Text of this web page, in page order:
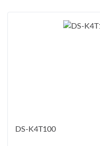
DS-K4T100